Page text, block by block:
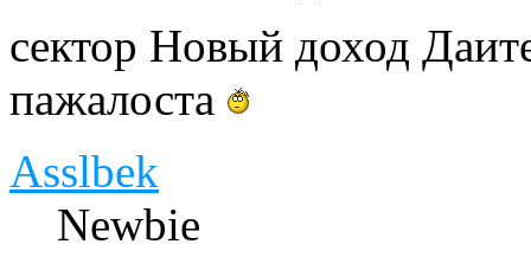
сектор Новый доход
пажалоста
Asslbek
Newbie